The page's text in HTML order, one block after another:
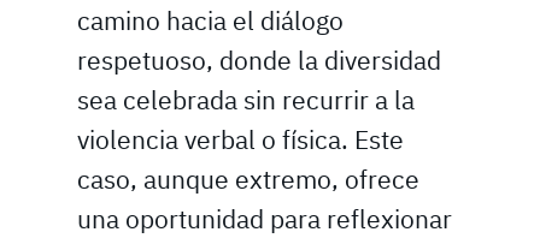
camino hacia el diálogo
respetuoso, donde la diversidad
sea celebrada sin recurrir a la
violencia verbal o física. Este
caso, aunque extremo, ofrece
una oportunidad para reflexionar